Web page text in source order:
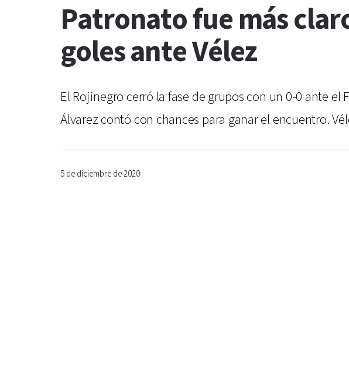
Patronato fue más
goles ante Vélez
El Rojinegro cerró la fase de grupos con un 0-0 ante
Álvarez contó con chances para ganar el encuentro.
5 de diciembre de 2020